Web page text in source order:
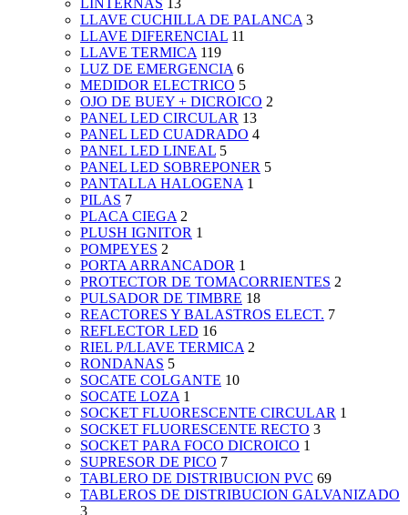
LINTERNAS
13
LLAVE CUCHILLA DE PALANCA 3
LLAVE DIFERENCIAL 11
LLAVE TERMICA 119
LUZ DE EMERGENCIA 6
MEDIDOR ELECTRICO 5
OJO DE BUEY + DICROICO 2
PANEL LED CIRCULAR 13
PANEL LED CUADRADO 4
PANEL LED LINEAL 5
PANEL LED SOBREPONER 5
PANTALLA HALOGENA 1
PILAS 7
PLACA CIEGA 2
PLUSH IGNITOR 1
POMPEYES 2
PORTA ARRANCADOR 1
PROTECTOR DE TOMACORRIENTES 2
PULSADOR DE TIMBRE 18
REACTORES Y BALASTROS ELECT. 7
REFLECTOR LED 16
RIEL P/LLAVE TERMICA 2
RONDANAS 5
SOCATE COLGANTE 10
SOCATE LOZA 1
SOCKET FLUORESCENTE CIRCULAR 1
SOCKET FLUORESCENTE RECTO 3
SOCKET PARA FOCO DICROICO 1
SUPRESOR DE PICO 7
TABLERO DE DISTRIBUCION PVC 69
TABLEROS DE DISTRIBUCION GALVANIZADO
3